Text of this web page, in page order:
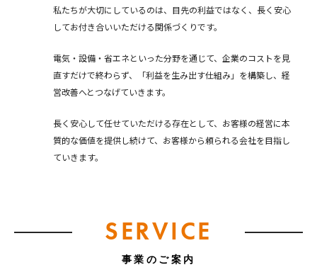
私たちが大切にしているのは、目先の利益ではなく、長く安心
してお付き合いいただける関係づくりです。
電気・設備・省エネといった分野を通じて、企業のコストを見
直すだけで終わらず、「利益を生み出す仕組み」を構築し、経
営改善へとつなげていきます。
長く安心して任せていただける存在として、お客様の経営に本
質的な価値を提供し続けて、お客様から頼られる会社を目指し
ていきます。
SERVICE
事業のご案内